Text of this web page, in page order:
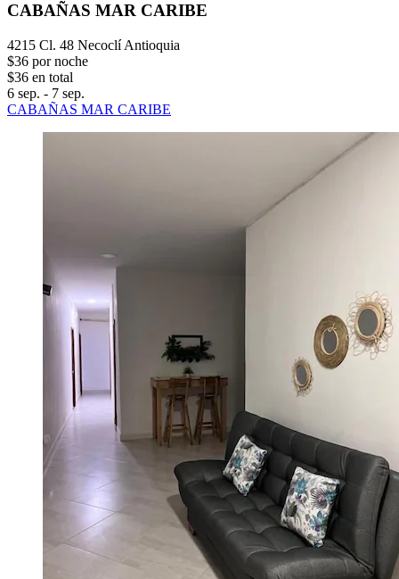
CABAÑAS MAR CARIBE
4215 Cl. 48 Necoclí Antioquia
$36 por noche
$36 en total
6 sep. - 7 sep.
CABAÑAS MAR CARIBE